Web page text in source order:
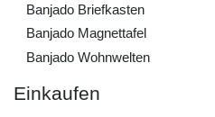
Banjado Briefkasten
Banjado Magnettafel
Banjado Wohnwelten
Einkaufen